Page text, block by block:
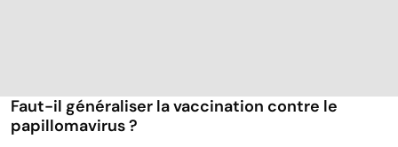
Faut-il généraliser la vaccination contre le
papillomavirus ?